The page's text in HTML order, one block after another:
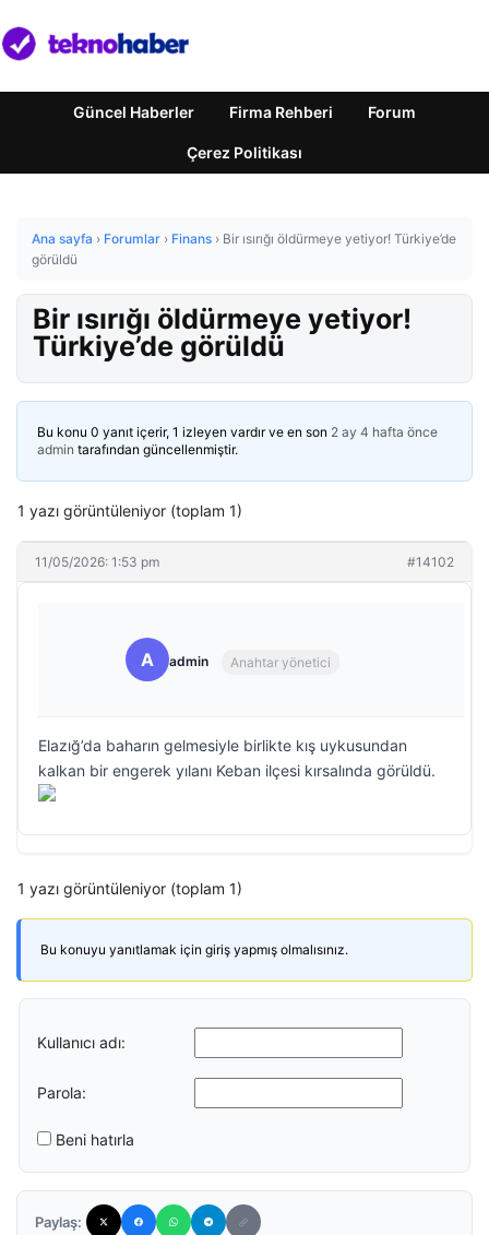
Güncel Haberler Firma Rehberi Forum
Çerez Politikası
Ana sayfa › Forumlar › Finans › Bir ısırığı öldürmeye yetiyor! Türkiye’de
görüldü
Bir ısırığı öldürmeye yetiyor!
Türkiye’de görüldü
Bu konu 0 yanıt içerir, 1 izleyen vardır ve en son 2 ay 4 hafta önce
admin tarafından güncellenmiştir.
1 yazı görüntüleniyor (toplam 1)
11/05/2026: 1:53 pm #14102
A admin Anahtar yönetici
Elazığ’da baharın gelmesiyle birlikte kış uykusundan
kalkan bir engerek yılanı Keban ilçesi kırsalında görüldü.
1 yazı görüntüleniyor (toplam 1)
Bu konuyu yanıtlamak için giriş yapmış olmalısınız.
Kullanıcı adı:
Parola:
Beni hatırla
Paylaş: